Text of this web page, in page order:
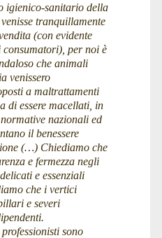
igienico-sanitario della
tranquillamente
(con evidente
per noi è
che animali
venissero
a maltrattamenti
di essere macellati, in
nazionali ed
il benessere
(…) Chiediamo che
e fermezza negli
e essenziali
che i vertici
e severi
sono